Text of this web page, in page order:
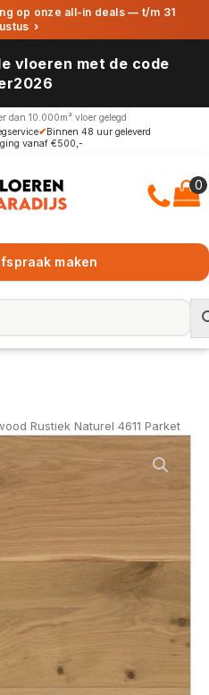
op onze all-in deals — t/m 31
›
vloeren met de code
dan 10.000m² vloer gelegd
✔Binnen 48 uur geleverd
vanaf €500,-
maken
Rustiek Naturel 4611 Parket